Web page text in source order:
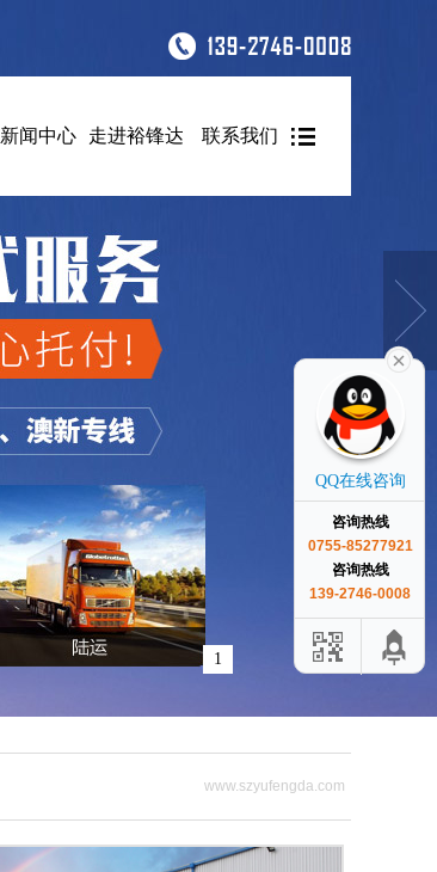
1
新闻中心 走进裕锋达 联系我们
www.szyufengda.com
QQ在线咨询
咨询热线
0755-85277921
咨询热线
139-2746-0008